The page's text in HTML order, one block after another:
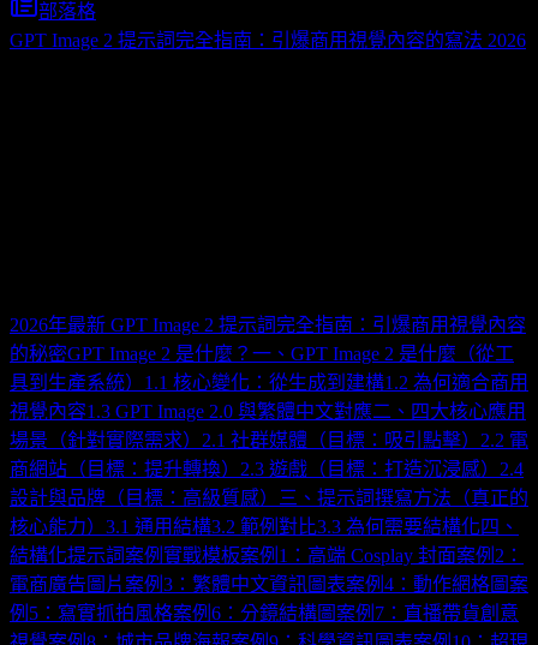
部落格
GPT Image 2 提示詞完全指南：引爆商用視覺內容的寫法 2026
2026年最新 GPT Image 2 提示詞完全指南：引爆商用視覺內容
的秘密GPT Image 2 是什麼？ 一、GPT Image 2 是什麼（從工
具到生產系統） 1.1 核心變化：從生成到建構1.2 為何適合商用
視覺內容1.3 GPT Image 2.0 與繁體中文對應二、四大核心應用
場景（針對實際需求） 2.1 社群媒體（目標：吸引點擊） 2.2 電
商網站（目標：提升轉換） 2.3 遊戲（目標：打造沉浸感） 2.4
設計與品牌（目標：高級質感）
三、提示詞撰寫方法（真正的
核心能力） 3.1 通用結構3.2 範例對比3.3 為何需要結構化四、
結構化提示詞案例實戰模板案例1：高端 Cosplay 封面案例2：
電商廣告圖片案例3：繁體中文資訊圖表案例4：動作網格圖案
例5：寫實抓拍風格案例6：分鏡結構圖案例7：直播帶貨創意